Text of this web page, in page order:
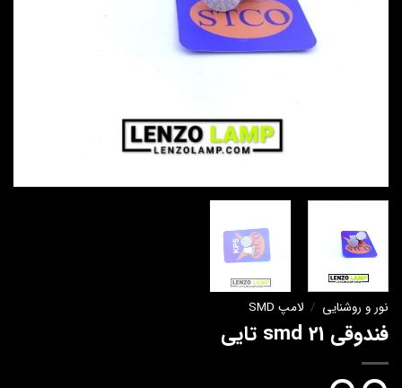
نور و روشنایی / لامپ SMD
فندوقی smd 21 تایی